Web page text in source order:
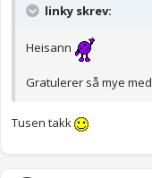
linky skrev:
Heisann
Gratulerer så mye
Tusen takk